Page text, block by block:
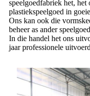
speelgoedfabriek het,
plastiekspeelgoed in
Ons kan ook die
beheer as ander
In die handel het ons
jaar professionele